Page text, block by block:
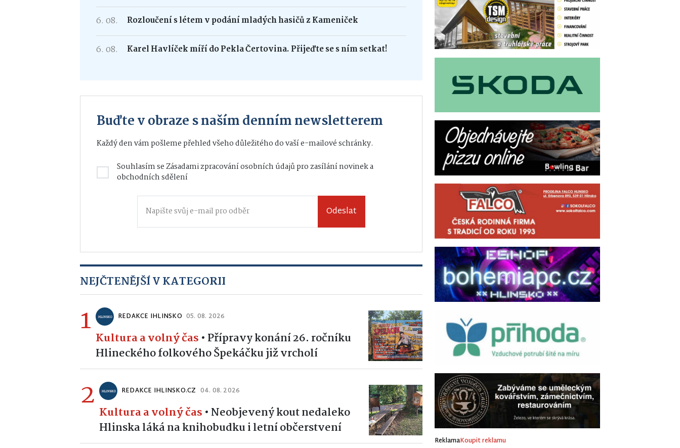
6. 08. Rozloučení s létem v podání mladých hasičů z Kameniček
6. 08. Karel Havlíček míří do Pekla Čertovina. Přijeďte se s ním setkat!
Buďte v obraze s naším denním newsletterem
Každý den vám pošleme přehled všeho důležitého do vaší e-mailové schránky.
Souhlasím seZásadami zpracování osobních údajůpro zasílání novinek a
obchodních sdělení
Odeslat
NEJČTENĚJŠÍ V KATEGORII
1 REDAKCE IHLINSKO 05. 08. 2026
Kultura a volný čas • Přípravy konání 26. ročníku
Hlineckého folkového Špekáčku již vrcholí
2 REDAKCE IHLINSKO.CZ 04. 08. 2026
Kultura a volný čas • Neobjevený kout nedaleko
Hlinska láká na knihobudku i letní občerstvení
ReklamaKoupit reklamu